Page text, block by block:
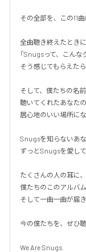
その全部を、この11
全曲聴き終えたときに
「Snugsって、こんな
そう感じてもらえたら
そして、僕たちの名
聴いてくれたあなた
居心地のいい場所に
Snugsを知らないあな
ずっとSnugsを愛し
たくさんの人の耳に、
僕たちのこのアルバム
そして一曲一曲が届
今の僕たちを、ぜひ
We Are Snugs.